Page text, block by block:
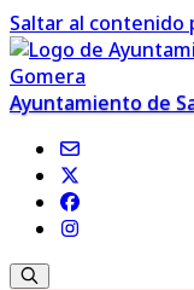
Saltar al contenido
Ayuntamiento de